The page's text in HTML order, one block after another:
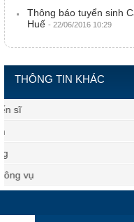
Thông báo tuyển sinh
Huế - 22/06/2016 10:29
THÔNG TIN KHÁC